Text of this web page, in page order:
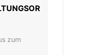
zum